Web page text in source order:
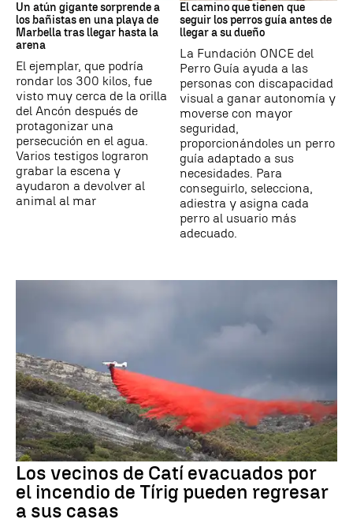
Un atún gigante sorprende a
los bañistas en una playa de
Marbella tras llegar hasta la
arena
El ejemplar, que podría
rondar los 300 kilos, fue
visto muy cerca de la orilla
del Ancón después de
protagonizar una
persecución en el agua.
Varios testigos lograron
grabar la escena y
ayudaron a devolver al
animal al mar
El camino que tienen que
seguir los perros guía antes de
llegar a su dueño
La Fundación ONCE del
Perro Guía ayuda a las
personas con discapacidad
visual a ganar autonomía y
moverse con mayor
seguridad,
proporcionándoles un perro
guía adaptado a sus
necesidades. Para
conseguirlo, selecciona,
adiestra y asigna cada
perro al usuario más
adecuado.
Los vecinos de Catí evacuados por
el incendio de Tírig pueden regresar
a sus casas